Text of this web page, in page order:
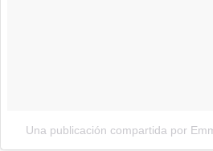
Una publicación compartida por